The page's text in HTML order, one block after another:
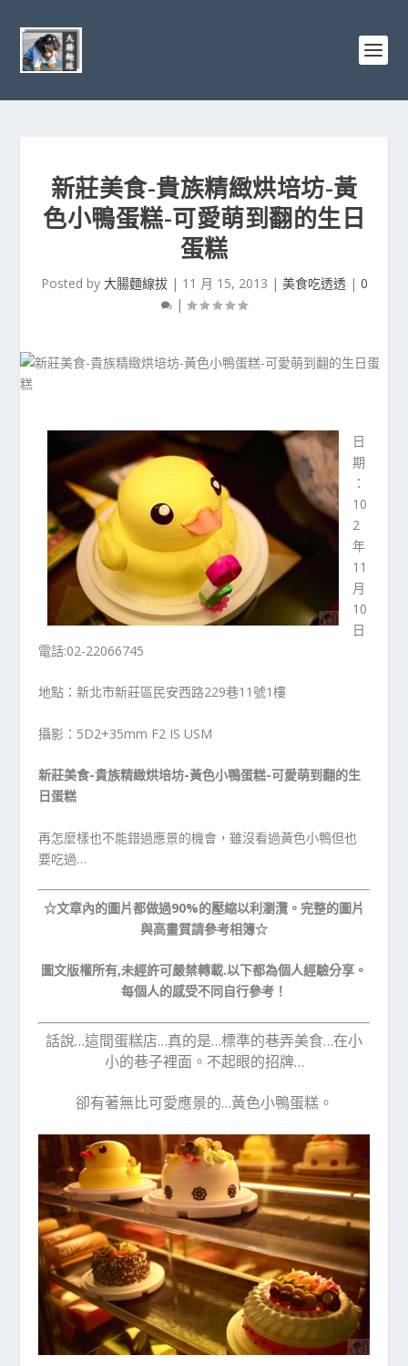
新莊美食-貴族精緻烘培坊-黃
色小鴨蛋糕-可愛萌到翻的生日
蛋糕
Posted by 大腸麵線拔| 11 月 15, 2013 | 美食吃透透| 0
|
日
期
：
10
2
年
11
月
10
日
電話:02-22066745
地點：新北市新莊區民安西路229巷11號1樓
攝影：5D2+35mm F2 IS USM
新莊美食-貴族精緻烘培坊-黃色小鴨蛋糕-可愛萌到翻的生
日蛋糕
再怎麼樣也不能錯過應景的機會，雖沒看過黃色小鴨但也
要吃過…
☆文章內的圖片都做過90%的壓縮以利瀏灠。完整的圖片
與高畫質請參考相簿☆
圖文版權所有,未經許可嚴禁轉載.以下都為個人經驗分享。
每個人的感受不同自行參考！
話說…這間蛋糕店…真的是…標準的巷弄美食…在小
小的巷子裡面。不起眼的招牌…
卻有著無比可愛應景的…黃色小鴨蛋糕。